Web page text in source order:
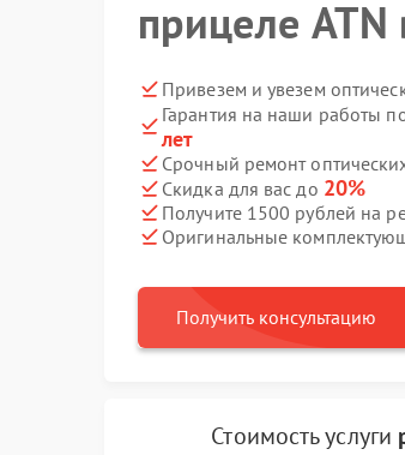
прицеле
Привезем и увезем
Гарантия на наши работы
лет
Срочный ремонт
Скидка для вас до 20%
Получите 1500 рублей на
Оригинальные
Получить консультацию
Стоимость услуги